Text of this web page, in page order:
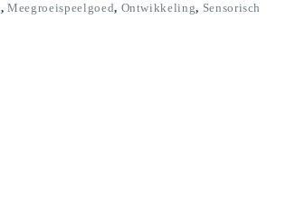
,Meegroeispeelgoed, Ontwikkeling, Sensorisch